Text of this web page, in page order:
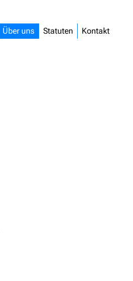
Über uns Statuten Kontakt